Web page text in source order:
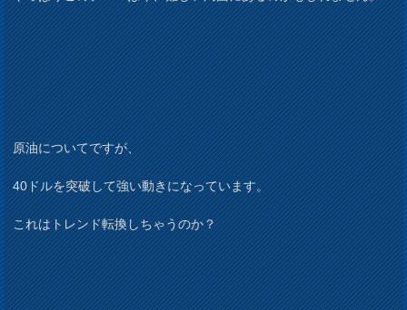
原油についてですが、
40ドルを突破して強い動きになっています。
これはトレンド転換しちゃうのか？